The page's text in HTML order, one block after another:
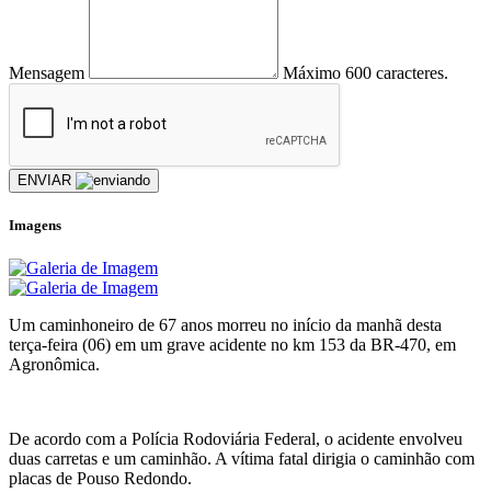
Mensagem Máximo 600 caracteres.
ENVIAR
Imagens
Um caminhoneiro de 67 anos morreu no início da manhã desta
terça-feira (06) em um grave acidente no km 153 da BR-470, em
Agronômica.
De acordo com a Polícia Rodoviária Federal, o acidente envolveu
duas carretas e um caminhão. A vítima fatal dirigia o caminhão com
placas de Pouso Redondo.